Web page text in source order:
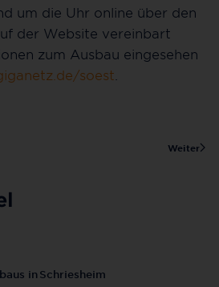
um die Uhr online über den
der Website vereinbart
zum Ausbau eingesehen
soest
Weiter
in Schriesheim